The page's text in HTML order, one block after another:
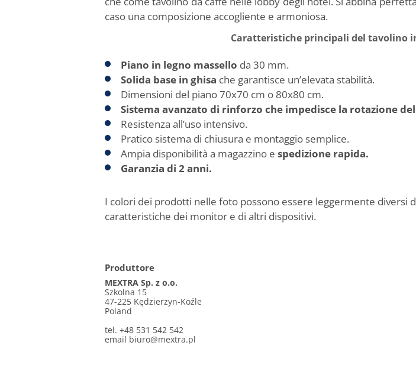
caso una composizione accogliente e armoniosa.
Caratteristiche principali del tavolino
Piano in legno massello da 30 mm.
Solida base in ghisa che garantisce un’elevata stabilità.
Dimensioni del piano 70x70 cm o 80x80 cm.
Sistema avanzato di rinforzo che impedisce la rotazione
Resistenza all’uso intensivo.
Pratico sistema di chiusura e montaggio semplice.
Ampia disponibilità a magazzino e spedizione rapida.
Garanzia di 2 anni.
I colori dei prodotti nelle foto possono essere leggermente diversi
caratteristiche dei monitor e di altri dispositivi.
Produttore
MEXTRA Sp. z o.o.
Szkolna 15
47-225 Kędzierzyn-Koźle
Poland
tel. +48 531 542 542
email biuro@mextra.pl